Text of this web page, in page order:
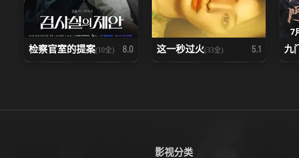
检察官室的提案(10全) 8.0 这一秒过火(33全) 5.1 九门
影视分类